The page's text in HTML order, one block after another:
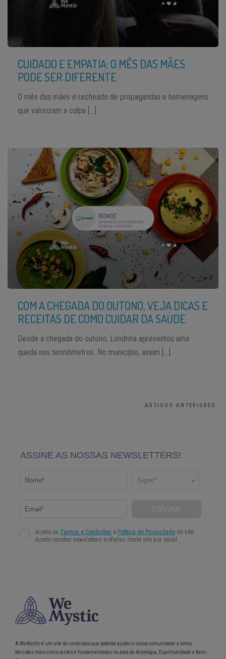
CUIDADO E EMPATIA: O MÊS DAS MÃES
PODE SER DIFERENTE
O mês das mães é recheado de propagandas e homenagens
que valorizam a culpa […]
COM A CHEGADA DO OUTONO, VEJA DICAS E
RECEITAS DE COMO CUIDAR DA SAÚDE
Desde a chegada do outono, Londrina apresentou uma
queda nos termômetros. No município, assim […]
ARTIGOS ANTERIORES
A WeMystic é um site de conteúdos que poderão ajudar a nossa comunidade a tomar
decisões mais conscientes e fundamentadas na área da Astrologia, Espiritualidade e Bem-